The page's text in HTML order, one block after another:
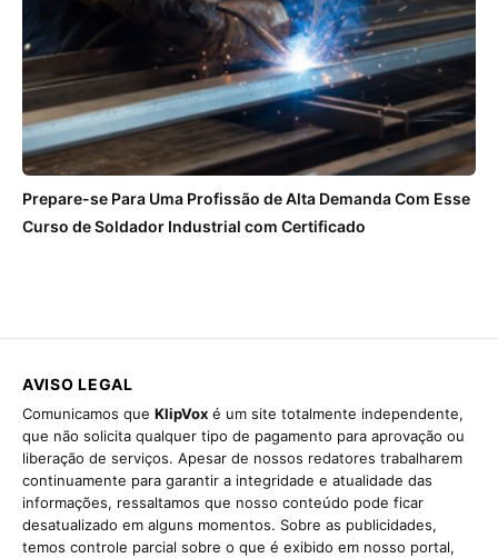
Prepare-se Para Uma Profissão de Alta Demanda Com Esse
Curso de Soldador Industrial com Certificado
AVISO LEGAL
Comunicamos que KlipVox é um site totalmente independente,
que não solicita qualquer tipo de pagamento para aprovação ou
liberação de serviços. Apesar de nossos redatores trabalharem
continuamente para garantir a integridade e atualidade das
informações, ressaltamos que nosso conteúdo pode ficar
desatualizado em alguns momentos. Sobre as publicidades,
temos controle parcial sobre o que é exibido em nosso portal,